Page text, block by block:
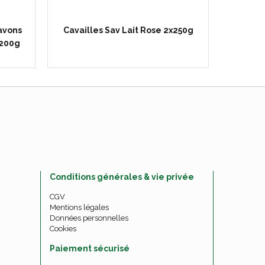
Cavailles Sav Lait Rose 2x250g
Conditions générales & vie privée
CGV
Mentions légales
Données personnelles
Cookies
Paiement sécurisé